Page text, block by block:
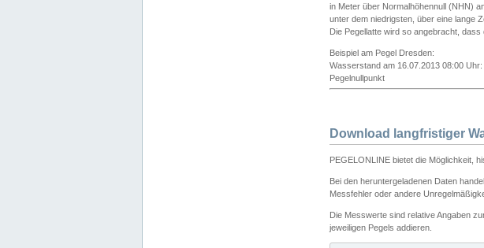
in Meter über Normalhöhennull (NHN)
unter dem niedrigsten, über eine lange
Die Pegellatte wird so angebracht,
Beispiel am Pegel Dresden:
Wasserstand am 16.07.2013 08:00
Pegelnullpunkt
Download langfristiger
PEGELONLINE bietet die Möglichkeit,
Bei den heruntergeladenen Daten
Messfehler oder andere
Die Messwerte sind relative Angaben
jeweiligen Pegels addieren.